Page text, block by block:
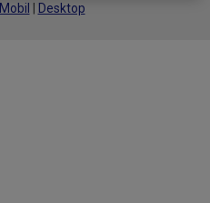
Mobil Desktop